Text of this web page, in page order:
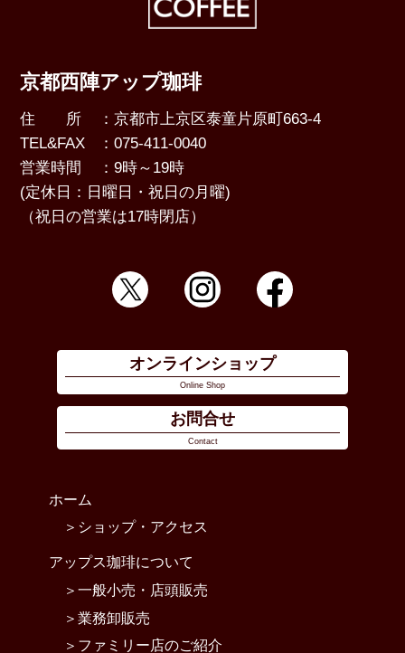
京都西陣アップ珈琲
住 所
：京都市上京区泰童片原町663-4
TEL&FAX
：075-411-0040
営業時間
：9時～19時
(定休日：日曜日・祝日の月曜)
（祝日の営業は17時閉店）
オンラインショップ
Online Shop
お問合せ
Contact
ホーム
ショップ・アクセス
アップス珈琲について
一般小売・店頭販売
業務卸販売
ファミリー店のご紹介